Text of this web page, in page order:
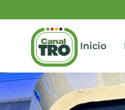
Inicio